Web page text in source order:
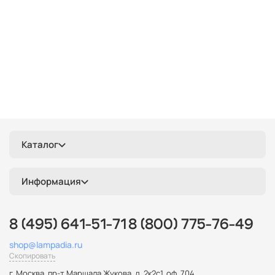
Каталог
Информация
8 (495) 641-51-71 8 (800) 775-76-49
shop@lampadia.ru
Скопировать